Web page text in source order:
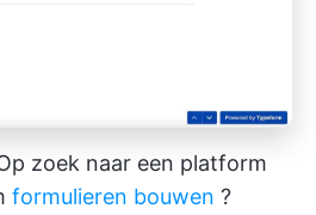
zoek naar een platform
formulieren bouwen ?